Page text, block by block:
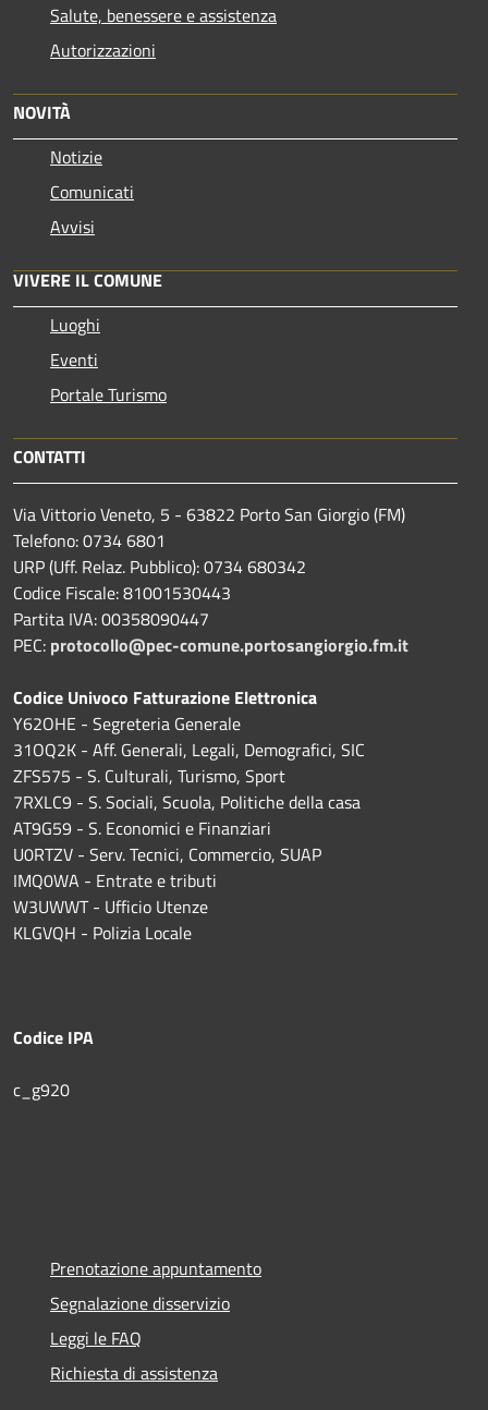
Salute, benessere e assistenza
Autorizzazioni
NOVITÀ
Notizie
Comunicati
Avvisi
VIVERE IL COMUNE
Luoghi
Eventi
Portale Turismo
CONTATTI
Via Vittorio Veneto, 5 - 63822 Porto San Giorgio (FM)
Telefono: 0734 6801
URP (Uff. Relaz. Pubblico): 0734 680342
Codice Fiscale: 81001530443
Partita IVA: 00358090447
PEC: protocollo@pec-comune.portosangiorgio.fm.it
Codice Univoco Fatturazione Elettronica
Y62OHE - Segreteria Generale
31OQ2K - Aff. Generali, Legali, Demografici, SIC
ZFS575 - S. Culturali, Turismo, Sport
7RXLC9 - S. Sociali, Scuola, Politiche della casa
AT9G59 - S. Economici e Finanziari
U0RTZV - Serv. Tecnici, Commercio, SUAP
IMQ0WA - Entrate e tributi
W3UWWT - Ufficio Utenze
KLGVQH - Polizia Locale
Codice IPA
c_g920
Prenotazione appuntamento
Segnalazione disservizio
Leggi le FAQ
Richiesta di assistenza